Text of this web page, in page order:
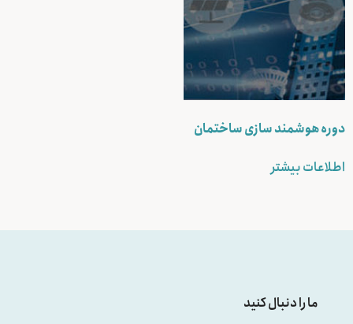
دوره هوشمند سازی ساختمان
اطلاعات بیشتر
ما را دنبال کنید